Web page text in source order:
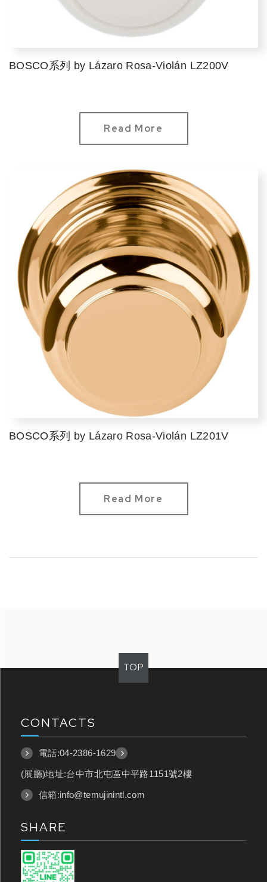
BOSCO系列 by Lázaro Rosa-Violán LZ200V
Read More
BOSCO系列 by Lázaro Rosa-Violán LZ201V
Read More
TOP
CONTACTS
電話:04-2386-1629
(展廳)地址:台中市北屯區中平路1151號2樓
信箱:info@temujinintl.com
SHARE